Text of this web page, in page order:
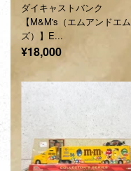
ダイキャストバンク
【M&M's（エムアンドエム
ズ）】E...
通
価
格
¥18,000